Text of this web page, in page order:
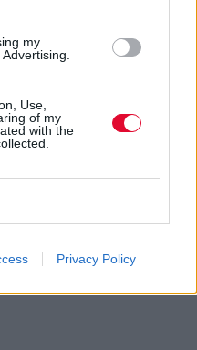
my
Use,
of my
with the
Privacy Policy